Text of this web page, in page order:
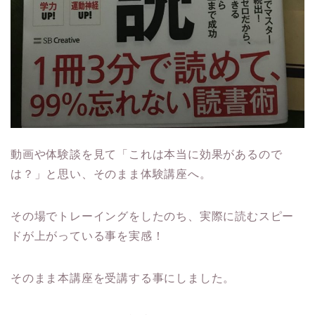
動画や体験談を見て「これは本当に効果があるので
は？」と思い、そのまま体験講座へ。
その場でトレーイングをしたのち、実際に読むスピー
ドが上がっている事を実感！
そのまま本講座を受講する事にしました。